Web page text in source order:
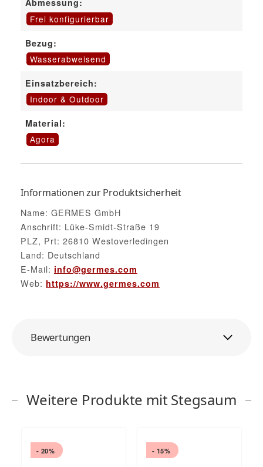
Abmessung:
Frei konfigurierbar
Bezug:
Wasserabweisend
Einsatzbereich:
Indoor & Outdoor
Material:
Agora
Informationen zur Produktsicherheit
Name: GERMES GmbH
Anschrift: Lüke-Smidt-Straße 19
PLZ, Prt: 26810 Westoverledingen
Land: Deutschland
E-Mail: info@germes.com
Web: https://www.germes.com
Bewertungen
Weitere Produkte mit Stegsaum
- 20% - 15%